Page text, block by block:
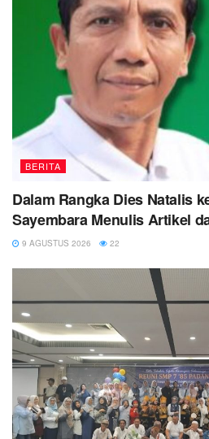
BERITA
Dalam Rangka Dies Natalis
Sayembara Menulis Artikel
9 AGUSTUS 2026 22